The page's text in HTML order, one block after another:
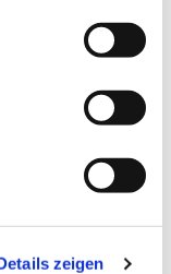
zeigen